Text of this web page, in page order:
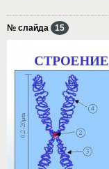
№ слайда 15